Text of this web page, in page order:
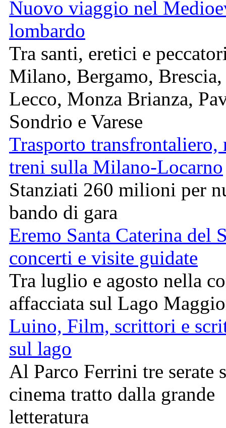
Nuovo viaggio nel
lombardo
Tra santi, eretici e
Milano, Bergamo, Brescia,
Lecco, Monza Brianza,
Sondrio e Varese
Trasporto transfrontaliero,
treni sulla Milano-Locarno
Stanziati 260 milioni per
bando di gara
Eremo Santa Caterina del
concerti e visite guidate
Tra luglio e agosto nella
affacciata sul Lago
Luino, Film, scrittori e
sul lago
Al Parco Ferrini tre serate
cinema tratto dalla grande
letteratura